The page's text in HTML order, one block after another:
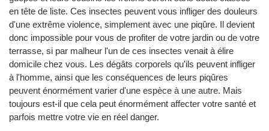
en tête de liste. Ces insectes peuvent vous infliger des douleurs
d'une extrême violence, simplement avec une piqûre. Il devient
donc impossible pour vous de profiter de votre jardin ou de votre
terrasse, si par malheur l'un de ces insectes venait à élire
domicile chez vous. Les dégâts corporels qu'ils peuvent infliger
à l'homme, ainsi que les conséquences de leurs piqûres
peuvent énormément varier d'une espèce à une autre. Mais
toujours est-il que cela peut énormément affecter votre santé et
parfois mettre votre vie en réel danger.